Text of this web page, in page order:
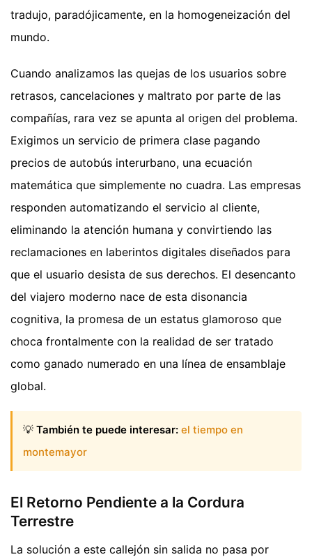
tradujo, paradójicamente, en la homogeneización del
mundo.
Cuando analizamos las quejas de los usuarios sobre
retrasos, cancelaciones y maltrato por parte de las
compañías, rara vez se apunta al origen del problema.
Exigimos un servicio de primera clase pagando
precios de autobús interurbano, una ecuación
matemática que simplemente no cuadra. Las empresas
responden automatizando el servicio al cliente,
eliminando la atención humana y convirtiendo las
reclamaciones en laberintos digitales diseñados para
que el usuario desista de sus derechos. El desencanto
del viajero moderno nace de esta disonancia
cognitiva, la promesa de un estatus glamoroso que
choca frontalmente con la realidad de ser tratado
como ganado numerado en una línea de ensamblaje
global.
💡 También te puede interesar: el tiempo en
montemayor
El Retorno Pendiente a la Cordura
Terrestre
La solución a este callejón sin salida no pasa por